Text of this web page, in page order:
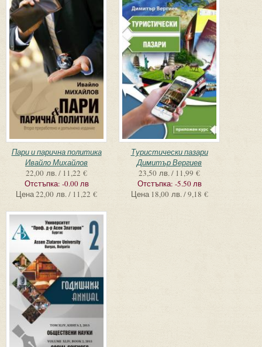
Пари и парична политика
Ивайло Михайлов
22,00 лв. / 11,22 €
Отстъпка: -0.00 лв
Цена22,00 лв. / 11,22 €
Туристически пазари
Димитър Вергиев
23,50 лв. / 11,99 €
Отстъпка: -5.50 лв
Цена 18,00 лв. / 9,18 €